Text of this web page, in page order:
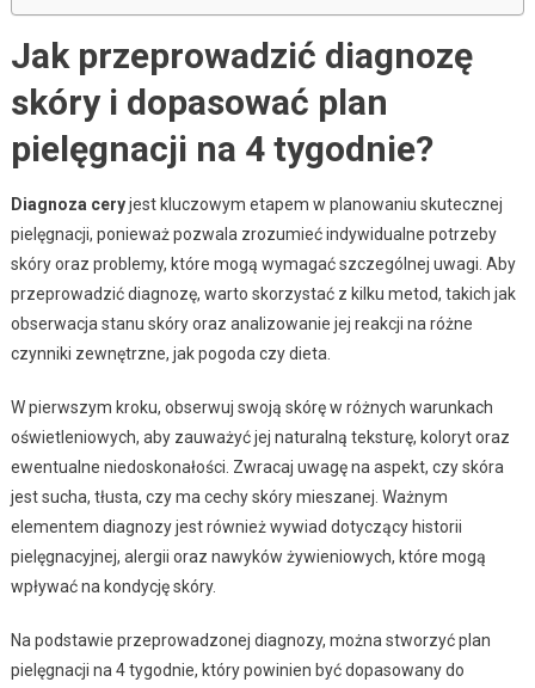
Jak przeprowadzić diagnozę
skóry i dopasować plan
pielęgnacji na 4 tygodnie?
Diagnoza ceryjest kluczowym etapem w planowaniu skutecznej
pielęgnacji, ponieważ pozwala zrozumieć indywidualne potrzeby
skóry oraz problemy, które mogą wymagać szczególnej uwagi. Aby
przeprowadzić diagnozę, warto skorzystać z kilku metod, takich jak
obserwacja stanu skóry oraz analizowanie jej reakcji na różne
czynniki zewnętrzne, jak pogoda czy dieta.
W pierwszym kroku, obserwuj swoją skórę w różnych warunkach
oświetleniowych, aby zauważyć jej naturalną teksturę, koloryt oraz
ewentualne niedoskonałości. Zwracaj uwagę na aspekt, czy skóra
jest sucha, tłusta, czy ma cechy skóry mieszanej. Ważnym
elementem diagnozy jest również wywiad dotyczący historii
pielęgnacyjnej, alergii oraz nawyków żywieniowych, które mogą
wpływać na kondycję skóry.
Na podstawie przeprowadzonej diagnozy, można stworzyć plan
pielęgnacji na 4 tygodnie, który powinien być dopasowany do